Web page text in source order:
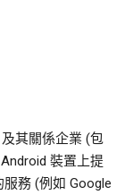
其關係企業 (包
裝置上提
務 (例如 Google